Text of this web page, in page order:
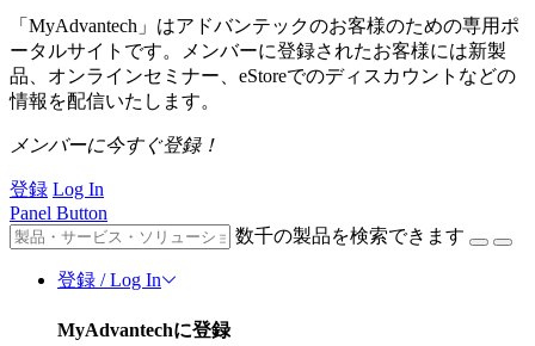
「MyAdvantech」はアドバンテックのお客様のための専用ポ
ータルサイトです。メンバーに登録されたお客様には新製
品、オンラインセミナー、eStoreでのディスカウントなどの
情報を配信いたします。
メンバーに今すぐ登録！
登録 Log In
Panel Button
数千の製品を検索できます
登録 / Log In
MyAdvantechに登録